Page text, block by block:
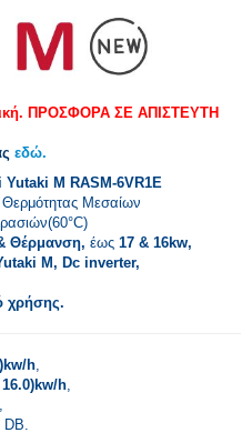
ΠΡΟΣΦΟΡΑ ΣΕ ΑΠΙΣΤΕΥΤΗ
εδώ.
Yutaki M RASM-6VR1E
Θερμότητας Μεσαίων
Θέρμανση, έως 17 & 16kw
M, Dc inverter,
χρήσης.
h
h